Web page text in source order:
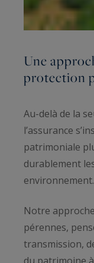
Une
protection
Au-delà de la
l’assurance
patrimoniale
durablement
environnement.
Notre
pérennes,
transmission,